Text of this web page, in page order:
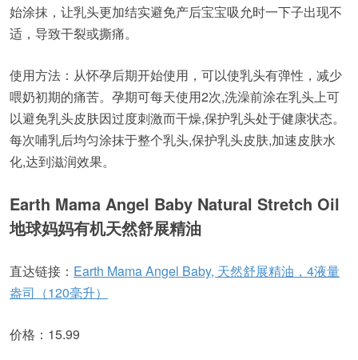
始涂抹，让乳头更加结实避免产后宝宝吸允时一下子出现不
适，导致干裂或撕痛。
使用方法：从怀孕后期开始使用，可以使乳头有弹性，减少
喂奶初期的痛苦。孕期可每天使用2次,洗澡前涂在乳头上可
以避免乳头皮肤因过度刺激而干燥,保护乳头处于健康状态。
每次哺乳后均匀涂抹于整个乳头,保护乳头皮肤,加速皮肤水
化,达到滋润效果。
Earth Mama Angel Baby Natural Stretch Oil
地球妈妈有机天然舒展精油
直达链接： Earth Mama Angel Baby, 天然舒展精油，4液量
盎司（120毫升）
价格：15.99